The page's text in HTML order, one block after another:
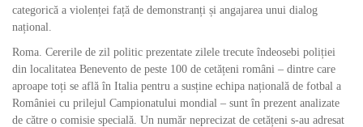
categorică a violenței față de demonstranți și angajarea unui dialog
național.
Roma. Cererile de zil politic prezentate zilele trecute îndeosebi poliției
din localitatea Benevento de peste 100 de cetățeni români – dintre care
aproape toți se află în Italia pentru a susține echipa națională de fotbal a
României cu prilejul Campionatului mondial – sunt în prezent analizate
de către o comisie specială. Un număr neprecizat de cetățeni s-au adresat